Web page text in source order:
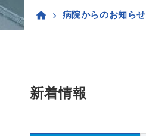
病院からのお知らせ
新着情報